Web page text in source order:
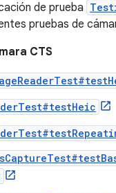
de prueba
pruebas de
CTS